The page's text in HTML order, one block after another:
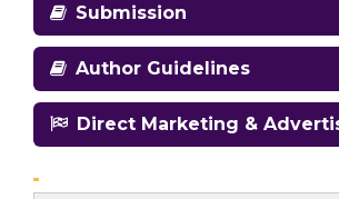
Submission
Author Guidelines
Direct Marketing &